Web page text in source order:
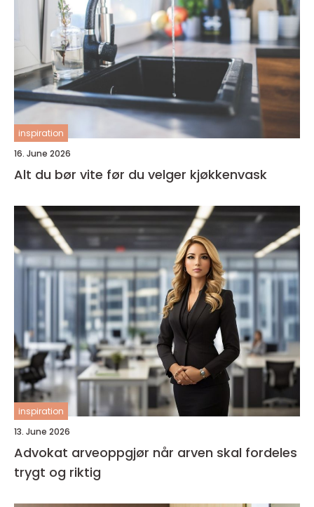
inspiration
16. June 2026
Alt du bør vite før du velger kjøkkenvask
inspiration
13. June 2026
Advokat arveoppgjør når arven skal fordeles
trygt og riktig